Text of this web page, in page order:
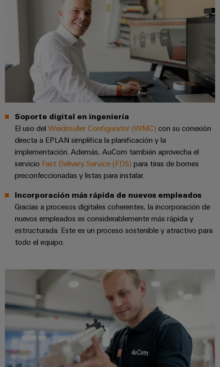
redes
energéticas
modernas
Tratamiento
agua
tratamiento
de
aguas
residuales
Soluciones
para
industria
del
agua
y
aguas
montaje
Guías
montadas
modificadas
adaptadas
Montaje
personalizado
de
cables
Application
IoT
Centre
de producto
Conectividad
práctica para
tu industria.
Nuestras
novedades
para
Industrial
Soporte digital en ingeniería
El uso del Weidmüller Configurator (WMC) con su conexión
directa a EPLAN simplifica la planificación y la
implementación. Además, AuCom también aprovecha el
servicio Fast Delivery Service (FDS) para tiras de bornes
preconfeccionadas y listas para instalar.
Incorporación más rápida de nuevos empleados
Gracias a procesos digitales coherentes, la incorporación de
nuevos empleados es considerablemente más rápida y
estructurada. Este es un proceso sostenible y atractivo para
todo el equipo.